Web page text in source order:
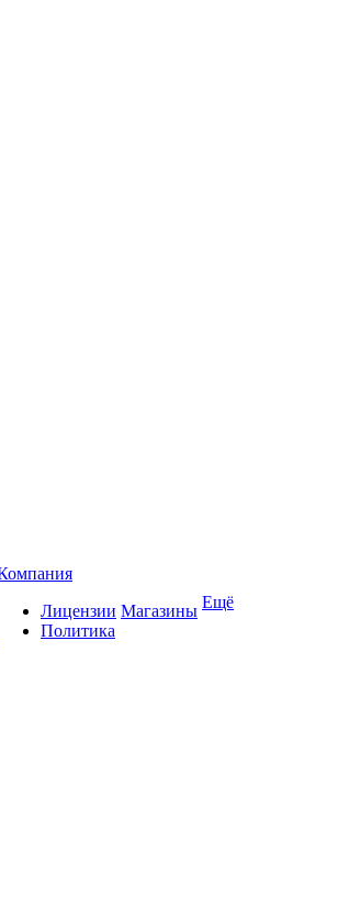
Лицензии
Политика
Магазины Ещё